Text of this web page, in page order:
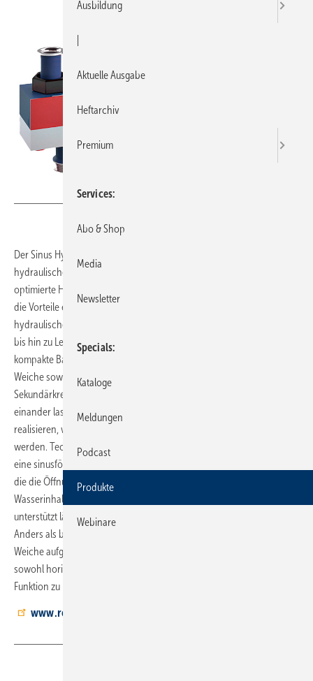
Der Sinus HydroFixx von Reflex ist ein Verteiler mit integrierter
hydraulischer Weiche, der eine platzsparende und technisch
optimierte Heizungswasserverteilung ermöglicht. Das System vereint
die Vorteile eines Kompaktver­teilers mit der Funktion einer
hydraulischen Weiche und wird in Anlagen von Kleinanwendungen
bis hin zu Leistungen über 10 MW ein­gesetzt. Kernmerkmale sind die
kompakte Bauweise durch die unterhalb des Verteilers angeordnete
Weiche sowie die sichere hydraulische Entkopplung von Primär- und
Sekundärkreis. Durch die direkte Anordnung der Heizkreise neben­
einander lassen sich Systeme nach dem Tichelmann-Prinzip
realisieren, wodurch Platz­bedarf und Montagezeit deutlich reduziert
werden. Technisch zeichnet sich der HydroFixx durch zwei durch
eine sinus­förmige Wand getrennte Vor- und Rücklaufkammern aus, in
die die Öffnungen der hydraulischen Weiche münden. Der gesamte
Wasser­inhalt der Weiche dient dabei als Puffervolumen und
unterstützt längere Reak­tionszeiten beim hydraulischen Abgleich.
Anders als bei herkömmlichen, senkrechten Bauformen kann die
Weiche aufgrund der gewollten Beimischung im Bypassbetrieb
sowohl horizontal als auch vertikal eingebaut werden, ohn e die
Funktion zu beeinträchtigen.
www.reflex-winkelmann.com
Ausbildung
Aktuelle Ausgabe
Heftarchiv
Premium
Services
Abo & Shop
Media
Newsletter
Specials
Kataloge
Meldungen
Podcast
Produkte
Webinare